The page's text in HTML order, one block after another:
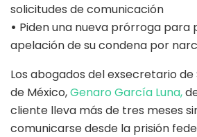
solicitudes de comunicación
• Piden una nueva prórroga para
apelación de su condena por
Los abogados del exsecretario de
de México,Genaro García Luna,
cliente lleva más de tres meses
comunicarse desde la prisión